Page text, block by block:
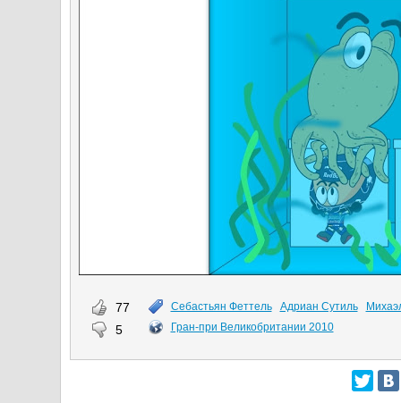
77
5
Себастьян Феттель Адриан Сутиль
Гран-при Великобритании 2010